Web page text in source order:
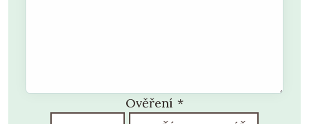
Ověření *